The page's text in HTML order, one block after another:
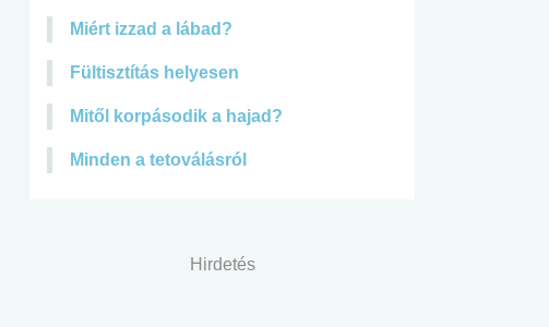
Miért izzad a lábad?
Fültisztítás helyesen
Mitől korpásodik a hajad?
Minden a tetoválásról
Hirdetés